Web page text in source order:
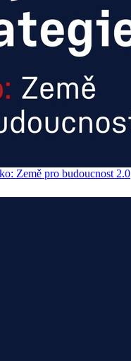
Země pro budoucnost 2.0